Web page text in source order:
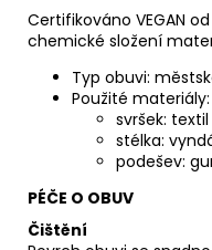
Certifikováno VEGAN
chemické složení
Typ obuvi:
Použité materiály:
svršek: textil
stélka:
podešev:
PÉČE O OBUV
Čištění